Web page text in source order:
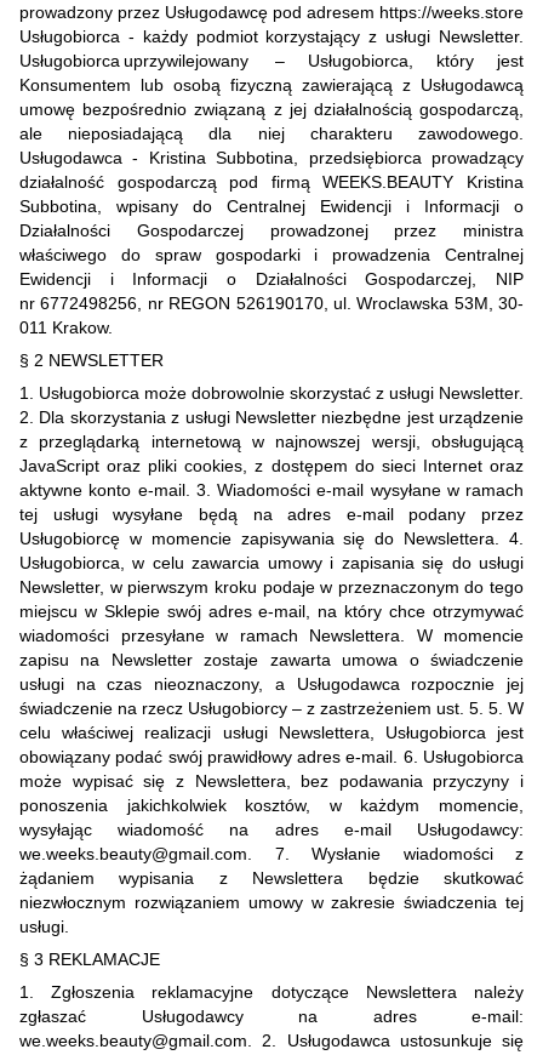
prowadzony przez Usługodawcę pod adresem https://weeks.store
Usługobiorca - każdy podmiot korzystający z usługi Newsletter.
Usługobiorca uprzywilejowany – Usługobiorca, który jest
Konsumentem lub osobą fizyczną zawierającą z Usługodawcą
umowę bezpośrednio związaną z jej działalnością gospodarczą,
ale nieposiadającą dla niej charakteru zawodowego.
Usługodawca - Kristina Subbotina, przedsiębiorca prowadzący
działalność gospodarczą pod firmą WEEKS.BEAUTY Kristina
Subbotina, wpisany do Centralnej Ewidencji i Informacji o
Działalności Gospodarczej prowadzonej przez ministra
właściwego do spraw gospodarki i prowadzenia Centralnej
Ewidencji i Informacji o Działalności Gospodarczej, NIP
nr 6772498256, nr REGON 526190170, ul. Wroclawska 53M, 30-
011 Krakow.
§ 2 NEWSLETTER
1. Usługobiorca może dobrowolnie skorzystać z usługi Newsletter.
2. Dla skorzystania z usługi Newsletter niezbędne jest urządzenie
z przeglądarką internetową w najnowszej wersji, obsługującą
JavaScript oraz pliki cookies, z dostępem do sieci Internet oraz
aktywne konto e-mail. 3. Wiadomości e-mail wysyłane w ramach
tej usługi wysyłane będą na adres e-mail podany przez
Usługobiorcę w momencie zapisywania się do Newslettera. 4.
Usługobiorca, w celu zawarcia umowy i zapisania się do usługi
Newsletter, w pierwszym kroku podaje w przeznaczonym do tego
miejscu w Sklepie swój adres e-mail, na który chce otrzymywać
wiadomości przesyłane w ramach Newslettera. W momencie
zapisu na Newsletter zostaje zawarta umowa o świadczenie
usługi na czas nieoznaczony, a Usługodawca rozpocznie jej
świadczenie na rzecz Usługobiorcy – z zastrzeżeniem ust. 5. 5. W
celu właściwej realizacji usługi Newslettera, Usługobiorca jest
obowiązany podać swój prawidłowy adres e-mail. 6. Usługobiorca
może wypisać się z Newslettera, bez podawania przyczyny i
ponoszenia jakichkolwiek kosztów, w każdym momencie,
wysyłając wiadomość na adres e-mail Usługodawcy:
we.weeks.beauty@gmail.com. 7. Wysłanie wiadomości z
żądaniem wypisania z Newslettera będzie skutkować
niezwłocznym rozwiązaniem umowy w zakresie świadczenia tej
usługi.
§ 3 REKLAMACJE
1. Zgłoszenia reklamacyjne dotyczące Newslettera należy
zgłaszać Usługodawcy na adres e-mail:
we.weeks.beauty@gmail.com. 2. Usługodawca ustosunkuje się